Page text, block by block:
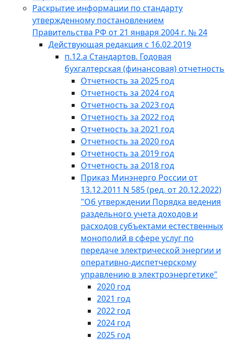
Раскрытие информации по стандарту
утвержденному постановлением
Правительства РФ от 21 января 2004 г. № 24
Действующая редакция с 16.02.2019
п.12.а Стандартов. Годовая
бухгалтерская (финансовая) отчетность
Отчетность за 2025 год
Отчетность за 2024 год
Отчетность за 2023 год
Отчетность за 2022 год
Отчетность за 2021 год
Отчетность за 2020 год
Отчетность за 2019 год
Отчетность за 2018 год
Приказ Минэнерго России от
13.12.2011 N 585 (ред. от 20.12.2022)
"Об утверждении Порядка ведения
раздельного учета доходов и
расходов субъектами естественных
монополий в сфере услуг по
передаче электрической энергии и
оперативно-диспетчерскому
управлению в электроэнергетике"
2020 год
2021 год
2022 год
2024 год
2025 год